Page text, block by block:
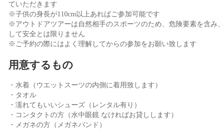
ていただきます
※子供の身長が110cm以上あればご参加可能です
※アウトドアツアーは自然相手のスポーツのため、危険要素を含み
して安全とは限りません
※ご予約の際にはよく理解してからの参加をお願い致します
用意するもの
・水着（ウエットスーツの内側に着用致します）
・タオル
・濡れてもいいシューズ（レンタル有り）
・コンタクトの方（水中眼鏡 なければお貸しします）
・メガネの方（メガネバンド）